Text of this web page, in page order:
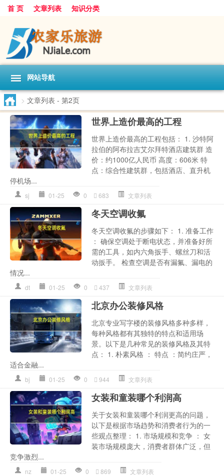
首 页 文章列表 知识分类
网站导航
> 文章列表 - 第2页
世界上造价最高的工程
世界上造价最高的工程包括： 1. 沙特阿
拉伯的阿布拉吉艾尔拜特酒店建筑群 造
价：约1000亿人民币 高度：606米 特
点：综合性建筑群，包括酒店、直升机
停机场...
sj 01-25 0 683 文章列表
冬天空调收氟
冬天空调收氟的步骤如下： 1. 准备工作
： 确保空调处于断电状态，并准备好所
需的工具，如内六角扳手、螺丝刀和活
动扳手。 检查空调是否有漏氟、漏电的
情况...
dt 01-25 0 437 文章列表
北京办公装修风格
北京专业写字楼的装修风格多种多样，
每种风格都有其独特的特点和适用场
景。以下是几种常见的装修风格及其特
点： 1. 朴素风格 ： 特点 ：简约庄严，
适合金融...
bj 01-25 0 944 文章列表
女装和童装哪个利润高
关于女装和童装哪个利润更高的问题，
以下是根据市场趋势和消费者行为的一
些观点整理： 1. 市场规模和竞争 ： 女
装市场规模庞大，消费者群体广泛，但
竞争激烈...
nz 01-25 0 869 文章列表